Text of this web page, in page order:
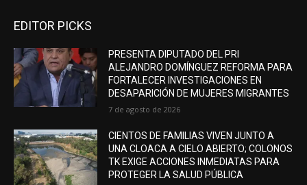
EDITOR PICKS
PRESENTA DIPUTADO DEL PRI
ALEJANDRO DOMÍNGUEZ REFORMA PARA
FORTALECER INVESTIGACIONES EN
DESAPARICIÓN DE MUJERES MIGRANTES
7 de agosto de 2026
CIENTOS DE FAMILIAS VIVEN JUNTO A
UNA CLOACA A CIELO ABIERTO; COLONOS
TK EXIGE ACCIONES INMEDIATAS PARA
PROTEGER LA SALUD PÚBLICA